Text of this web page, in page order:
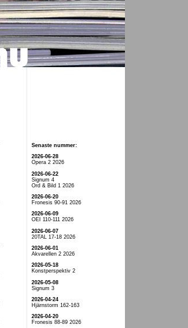
Senaste nummer:
2026-06-28
Opera 2 2026
2026-06-22
Signum 4
Ord & Bild 1 2026
2026-06-20
Fronesis 90-91 2026
2026-06-09
OEI 110-111 2026
2026-06-07
20TAL 17-18 2026
2026-06-01
Akvarellen 2 2026
2026-05-18
Konstperspektiv 2
2026-05-08
Signum 3
2026-04-24
Hjärnstorm 162-163
2026-04-20
Fronesis 88-89 2026